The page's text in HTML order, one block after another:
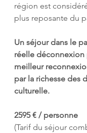
région est
plus reposante du
Un séjour dans le
réelle déconnexion
meilleur
par la richesse des
culturelle.
2595 € / personne
(Tarif du séjour